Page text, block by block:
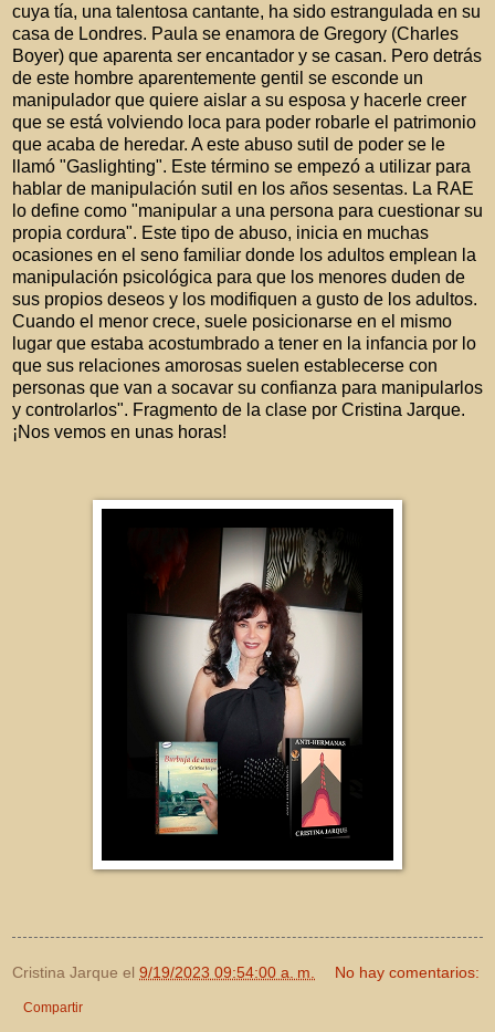
cuya tía, una talentosa cantante, ha sido estrangulada en su
casa de Londres. Paula se enamora de Gregory (Charles
Boyer) que aparenta ser encantador y se casan. Pero detrás
de este hombre aparentemente gentil se esconde un
manipulador que quiere aislar a su esposa y hacerle creer
que se está volviendo loca para poder robarle el patrimonio
que acaba de heredar. A este abuso sutil de poder se le
llamó "Gaslighting". Este término se empezó a utilizar para
hablar de manipulación sutil en los años sesentas. La RAE
lo define como "manipular a una persona para cuestionar su
propia cordura". Este tipo de abuso, inicia en muchas
ocasiones en el seno familiar donde los adultos emplean la
manipulación psicológica para que los menores duden de
sus propios deseos y los modifiquen a gusto de los adultos.
Cuando el menor crece, suele posicionarse en el mismo
lugar que estaba acostumbrado a tener en la infancia por lo
que sus relaciones amorosas suelen establecerse con
personas que van a socavar su confianza para manipularlos
y controlarlos". Fragmento de la clase por Cristina Jarque.
¡Nos vemos en unas horas!
Cristina Jarque el 9/19/2023 09:54:00 a. m. No hay comentarios:
Compartir